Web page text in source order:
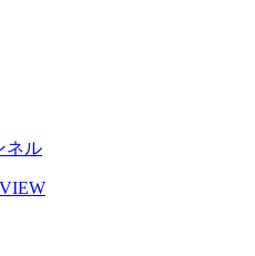
ネル